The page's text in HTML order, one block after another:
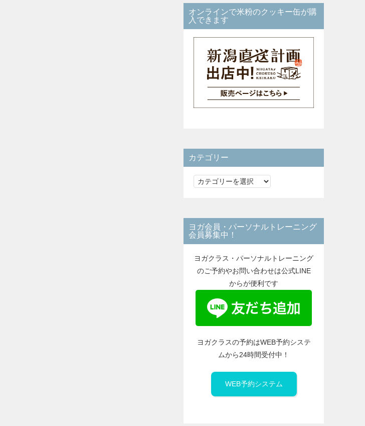
オンラインで米粉のクッキー缶が購
入できます
カテゴリー
カ
リ
ー
ヨガ会員・パーソナルトレーニング
会員募集中！
ヨガクラス・パーソナルトレーニング
のご予約やお問い合わせは公式LINE
からが便利です
ヨガクラスの予約はWEB予約システ
ムから24時間受付中！
WEB予約システム